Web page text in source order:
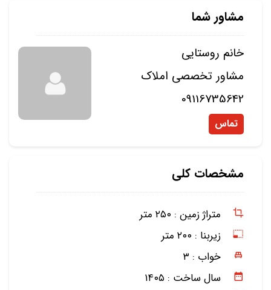
مشاور شما
خانم روستایی
مشاور تخصصی املاک
09116735642
تماس
مشخصات کلی
متراژ زمین : ۲۵۰ متر
زیربنا : ۲۰۰ متر
خواب : ۳
سال ساخت : ۱۴۰۵